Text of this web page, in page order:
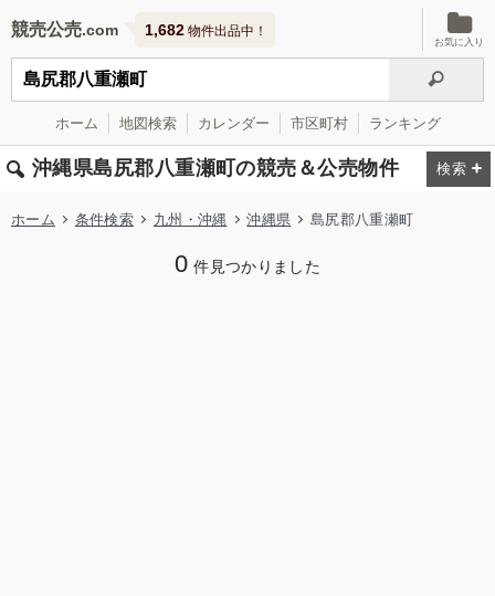
競売公売 1,682 物件出品中！
お気に入り
ホーム 地図検索 カレンダー 市区町村 ランキング
沖縄県島尻郡八重瀬町の競売＆公売物件
ホーム 条件検索 九州・沖縄 沖縄県 島尻郡八重瀬町
0 件見つかりました